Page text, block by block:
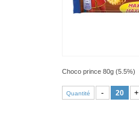
Choco prince 80g (5.5%)
Quantité - +